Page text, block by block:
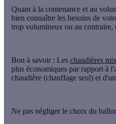
Quant à la contenance et au
bien connaître les besoins de
trop volumineux ou au contraire,
Bon à savoir : Les chaudières
plus économiques par rapport à
chaudière (chauffage seul) et
Ne pas négliger le choix du